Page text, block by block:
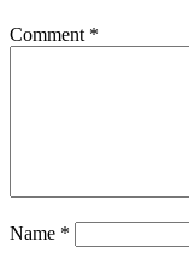
Comment *
Name *